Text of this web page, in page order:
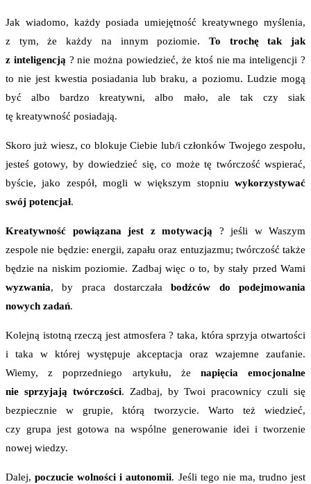
Jak wiadomo, każdy posiada umiejętność kreatywnego myślenia,
z tym, że każdy na innym poziomie. To trochę tak jak
z inteligencją ? nie można powiedzieć, że ktoś nie ma inteligencji ?
to nie jest kwestia posiadania lub braku, a poziomu. Ludzie mogą
być albo bardzo kreatywni, albo mało, ale tak czy siak
tę kreatywność posiadają.
Skoro już wiesz, co blokuje Ciebie lub/i członków Twojego zespołu,
jesteś gotowy, by dowiedzieć się, co może tę twórczość wspierać,
byście, jako zespół, mogli w większym stopniu wykorzystywać
swój potencjał.
Kreatywność powiązana jest z motywacją ? jeśli w Waszym
zespole nie będzie: energii, zapału oraz entuzjazmu; twórczość także
będzie na niskim poziomie. Zadbaj więc o to, by stały przed Wami
wyzwania, by praca dostarczałabodźców do podejmowania
nowych zadań.
Kolejną istotną rzeczą jest atmosfera ? taka, która sprzyja otwartości
i taka w której występuje akceptacja oraz wzajemne zaufanie.
Wiemy, z poprzedniego artykułu, że napięcia emocjonalne
nie sprzyjają twórczości. Zadbaj, by Twoi pracownicy czuli się
bezpiecznie w grupie, którą tworzycie. Warto też wiedzieć,
czy grupa jest gotowa na wspólne generowanie idei i tworzenie
nowej wiedzy.
Dalej,poczucie wolności i autonomii. Jeśli tego nie ma, trudno jest